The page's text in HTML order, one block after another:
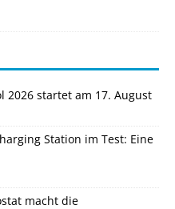
2026 startet am 17. August
Station im Test: Eine
macht die